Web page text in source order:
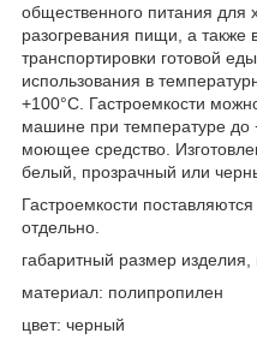
общественного питания для
разогревания пищи, а также
транспортировки готовой
использования в
+100°С. Гастроемкости
машине при температуре до
моющее средство.
белый, прозрачный или
Гастроемкости
отдельно.
габаритный размер
материал: полипропилен
цвет: черный